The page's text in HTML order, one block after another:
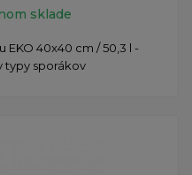
sklade
EKO 40x40 cm / 50,3 l -
typy sporákov